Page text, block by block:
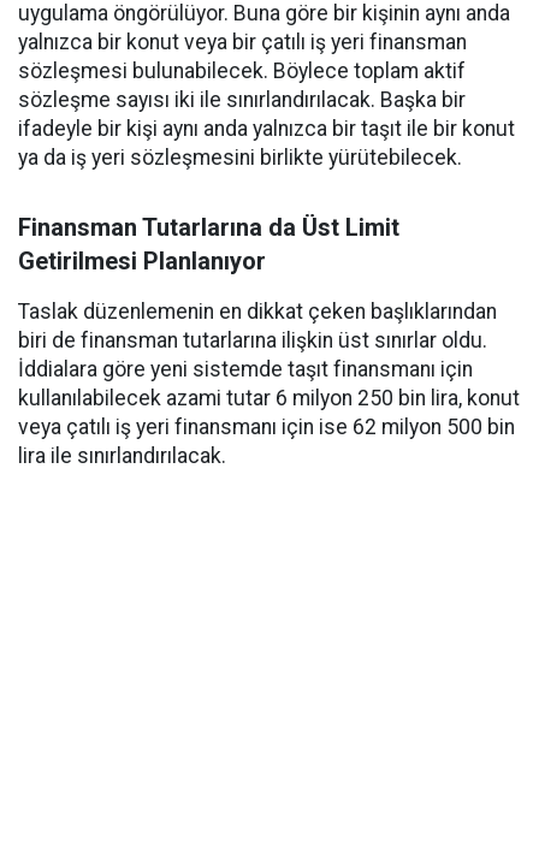
uygulama öngörülüyor. Buna göre bir kişinin aynı anda
yalnızca bir konut veya bir çatılı iş yeri finansman
sözleşmesi bulunabilecek. Böylece toplam aktif
sözleşme sayısı iki ile sınırlandırılacak. Başka bir
ifadeyle bir kişi aynı anda yalnızca bir taşıt ile bir konut
ya da iş yeri sözleşmesini birlikte yürütebilecek.
Finansman Tutarlarına da Üst Limit
Getirilmesi Planlanıyor
Taslak düzenlemenin en dikkat çeken başlıklarından
biri de finansman tutarlarına ilişkin üst sınırlar oldu.
İddialara göre yeni sistemde taşıt finansmanı için
kullanılabilecek azami tutar 6 milyon 250 bin lira, konut
veya çatılı iş yeri finansmanı için ise 62 milyon 500 bin
lira ile sınırlandırılacak.